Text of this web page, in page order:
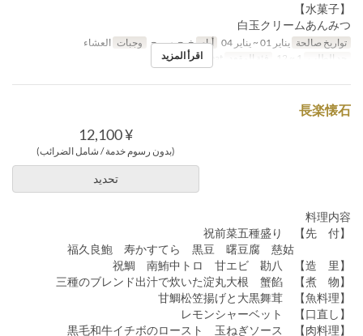
【水菓子】
白玉クリームあんみつ
تواريخ صالحة يناير 01 ~ يناير 04 أيام خ, ج, س, ح وجبات العشاء
حد الطلب
فئة المقعد اقرأ المزيد
長楽懐石
¥ 12,100
(بدون رسوم خدمة / شامل الضرائب)
تحديد
料理内容
【先 付】 祝前菜五種盛り
【造 里】 祝鯛 南鮪中トロ 甘エビ 勘八
【煮 物】 三種のブレンド出汁で炊いた淀丸大根 蟹餡
【魚料理】 甘鯛松笠揚げと大黒舞茸
【口直し】 レモンシャーベット
【肉料理】 黒毛和牛イチボのロースト 玉ねぎソース